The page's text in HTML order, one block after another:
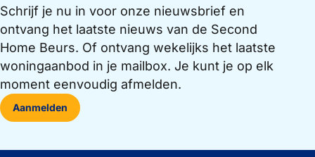
Schrijf je nu in voor onze nieuwsbrief en
ontvang het laatste nieuws van de Second
Home Beurs. Of ontvang wekelijks het laatste
woningaanbod in je mailbox. Je kunt je op elk
moment eenvoudig afmelden.
Aanmelden